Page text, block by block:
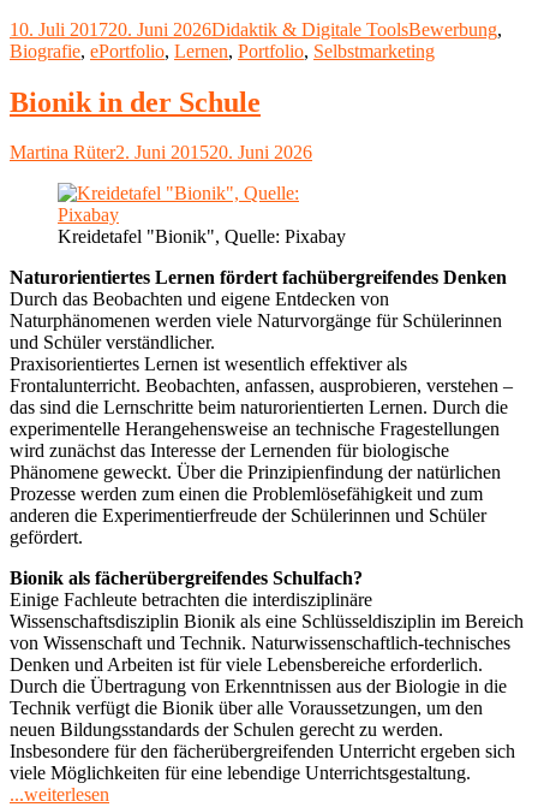
zur
Dokumentation
individuellen
Bildungs-
Berufsweges"
Veröffentlicht
am
10. Juli 201720. Juni 2026Kategorien
Didaktik & Digitale ToolsSchlagwörter
Bewerbung,
Biografie, ePortfolio, Lernen, Portfolio, Selbstmarketing
Bionik in der Schule
Autor
Martina RüterVeröffentlicht
2. Juni 201520. Juni 2026
Kreidetafel "Bionik", Quelle: Pixabay
Naturorientiertes Lernen fördert fachübergreifendes Denken
Durch das Beobachten und eigene Entdecken von
Naturphänomenen werden viele Naturvorgänge für Schülerinnen
und Schüler verständlicher.
Praxisorientiertes Lernen ist wesentlich effektiver als
Frontalunterricht. Beobachten, anfassen, ausprobieren, verstehen –
das sind die Lernschritte beim naturorientierten Lernen. Durch die
experimentelle Herangehensweise an technische Fragestellungen
wird zunächst das Interesse der Lernenden für biologische
Phänomene geweckt. Über die Prinzipienfindung der natürlichen
Prozesse werden zum einen die Problemlösefähigkeit und zum
anderen die Experimentierfreude der Schülerinnen und Schüler
gefördert.
Bionik als fächerübergreifendes Schulfach?
Einige Fachleute betrachten die interdisziplinäre
Wissenschaftsdisziplin Bionik als eine Schlüsseldisziplin im Bereich
von Wissenschaft und Technik. Naturwissenschaftlich-technisches
Denken und Arbeiten ist für viele Lebensbereiche erforderlich.
Durch die Übertragung von Erkenntnissen aus der Biologie in die
Technik verfügt die Bionik über alle Voraussetzungen, um den
neuen Bildungsstandards der Schulen gerecht zu werden.
Insbesondere für den fächerübergreifenden Unterricht ergeben sich
viele Möglichkeiten für eine lebendige Unterrichtsgestaltung.
...weiterlesen